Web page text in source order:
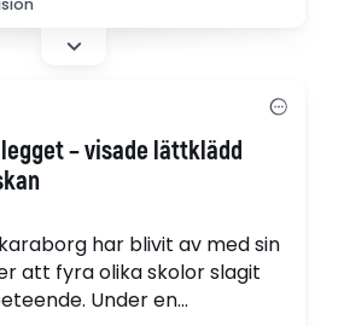
– visade lättklädd
har blivit av med sin
att fyra olika skolor slagit
Under en